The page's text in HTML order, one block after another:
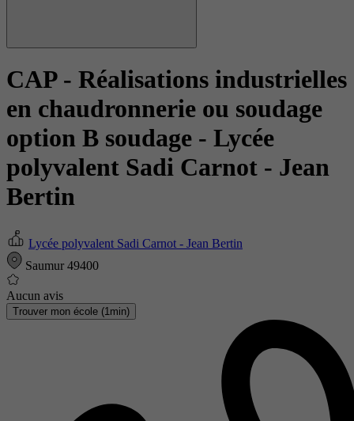
CAP - Réalisations industrielles
en chaudronnerie ou soudage
option B soudage - Lycée
polyvalent Sadi Carnot - Jean
Bertin
Lycée polyvalent Sadi Carnot - Jean Bertin
Saumur 49400
Aucun avis
Trouver mon école (1min)